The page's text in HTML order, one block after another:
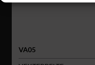
VA05